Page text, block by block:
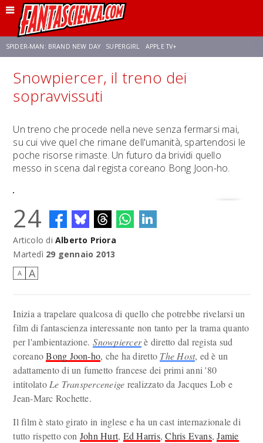
SPIDER-MAN: BRAND NEW DAY SUPERGIRL APPLE TV+
FRANCO RICCIARDIELLO ZENDAYA STAR TREK AVENGERS: DOOMSDAY
Snowpiercer, il treno dei
sopravvissuti
Un treno che procede nella neve senza fermarsi mai,
su cui vive quel che rimane dell'umanità, spartendosi le
poche risorse rimaste. Un futuro da brividi quello
messo in scena dal regista coreano Bong Joon-ho.
24
Articolo di Alberto Priora
Martedì 29 gennaio 2013
A A
Inizia a trapelare qualcosa di quello che potrebbe rivelarsi un
film di fantascienza interessante non tanto per la trama quanto
per l'ambientazione.Snowpiercerè diretto dal regista sud
coreanoBong Joon-ho, che ha diretto The Host, ed è un
adattamento di un fumetto francese dei primi anni '80
intitolato Le Transperceneige realizzato da Jacques Lob e
Jean-Marc Rochette.
Il film è stato girato in inglese e ha un cast internazionale di
tutto rispetto con John Hurt, Ed Harris,Chris Evans,Jamie